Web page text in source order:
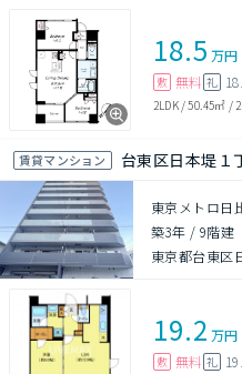
18.5 万円
敷 無料 礼
2LDK/50.45㎡ /
賃貸マンション 台東区日本堤１
東京メトロ日
築3年 / 9階建
東京都台東区
19.2 万円
敷 無料 礼